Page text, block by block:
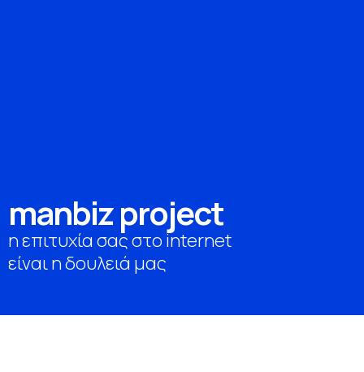
manbizproject
η επιτυχία σας στο internet
είναι η δουλειά μας